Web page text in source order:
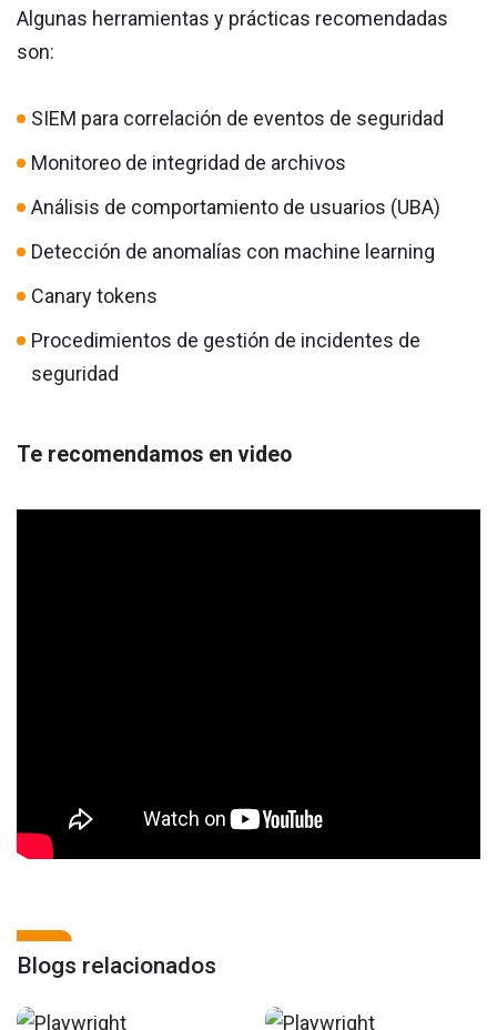
Algunas herramientas y prácticas recomendadas
son:
SIEM para correlación de eventos de seguridad
Monitoreo de integridad de archivos
Análisis de comportamiento de usuarios (UBA)
Detección de anomalías con machine learning
Canary tokens
Procedimientos de gestión de incidentes de
seguridad
Te recomendamos en video
Blogs relacionados